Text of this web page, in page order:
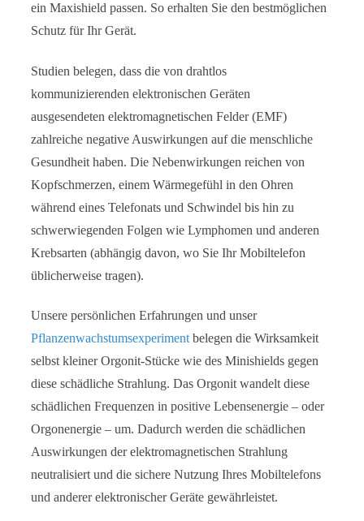
ein Maxishield passen. So erhalten Sie den bestmöglichen
Schutz für Ihr Gerät.
Studien belegen, dass die von drahtlos
kommunizierenden elektronischen Geräten
ausgesendeten elektromagnetischen Felder (EMF)
zahlreiche negative Auswirkungen auf die menschliche
Gesundheit haben. Die Nebenwirkungen reichen von
Kopfschmerzen, einem Wärmegefühl in den Ohren
während eines Telefonats und Schwindel bis hin zu
schwerwiegenden Folgen wie Lymphomen und anderen
Krebsarten (abhängig davon, wo Sie Ihr Mobiltelefon
üblicherweise tragen).
Unsere persönlichen Erfahrungen und unser
Pflanzenwachstumsexperiment belegen die Wirksamkeit
selbst kleiner Orgonit-Stücke wie des Minishields gegen
diese schädliche Strahlung. Das Orgonit wandelt diese
schädlichen Frequenzen in positive Lebensenergie – oder
Orgonenergie – um. Dadurch werden die schädlichen
Auswirkungen der elektromagnetischen Strahlung
neutralisiert und die sichere Nutzung Ihres Mobiltelefons
und anderer elektronischer Geräte gewährleistet.